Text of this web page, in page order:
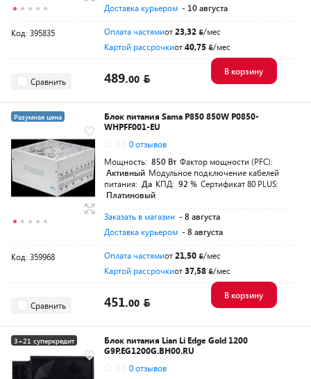
Доставка курьером - 10 августа
Код: 395835 Оплата частямиот23,32
/мес
Картой рассрочкиот40,75 /мес
Сравнить 489.00
В корзину
Разумная цена
Блок питания Sama P850 850W P0850-
WHPFF001-EU
0 отзывов
Мощность: 850 Вт Фактор мощности (PFC):
Активный Модульное подключение кабелей
питания: Да КПД: 92 % Сертификат 80 PLUS:
Платиновый
Заказать в магазин - 8 августа
Доставка курьером - 8 августа
Код: 359968 Оплата частямиот21,50
/мес
Картой рассрочкиот37,58 /мес
Сравнить 451.00
В корзину
3+21 суперкредит
Разумная цена
Блок питания Lian Li Edge Gold 1200
G9P.EG1200G.BH00.RU
0 отзывов